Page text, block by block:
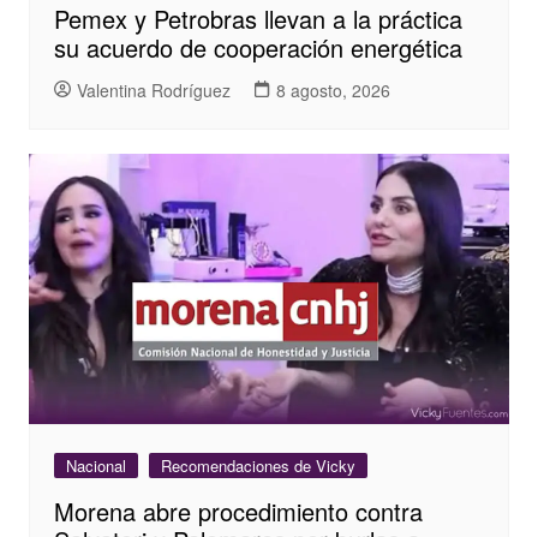
Pemex y Petrobras llevan a la práctica
su acuerdo de cooperación energética
Valentina Rodríguez 8 agosto, 2026
Nacional Recomendaciones de Vicky
Morena abre procedimiento contra